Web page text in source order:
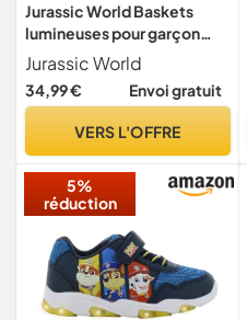
Jurassic World Baskets
lumineuses pour garçon
Multi EU, multicolore, 31 EU
Jurassic World
34,99 € Envoi gratuit
VERS L'OFFRE
5%
réduction